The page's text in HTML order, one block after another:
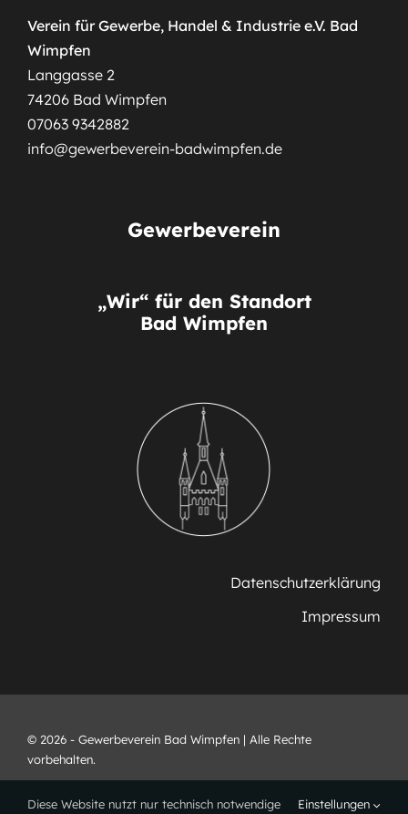
Verein für Gewerbe, Handel & Industrie e.V. Bad
Wimpfen
Langgasse 2
74206 Bad Wimpfen
07063 9342882
info@gewerbeverein-badwimpfen.de
Gewerbeverein
„Wir“ für den Standort
Bad Wimpfen
Datenschutzerklärung
Impressum
© 2026 - Gewerbeverein Bad Wimpfen | Alle Rechte
vorbehalten.
Diese Website nutzt nur technisch notwendige Einstellungen